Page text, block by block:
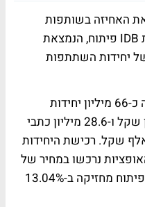
האחיזה בשותפות
חיפושי הנפט מודיעין יהש. חברת IDB פיתוח, הנמצאת
יחידות השתתפות
IDB פיתוח רכשה אתמול בבורסה כ-66 מיליון יחידות
השתתפות בהיקף של 2.9 מיליון שקל ו-28.6 מיליון כתבי
סדרה 7 בשווי של 400 אלף שקל. רכישת היחידות
אגורות והאופציות נרכשו במחיר של
1.4 אגורות. לאחר הרכישה, IDB פיתוח מחזיקה ב-13.04%